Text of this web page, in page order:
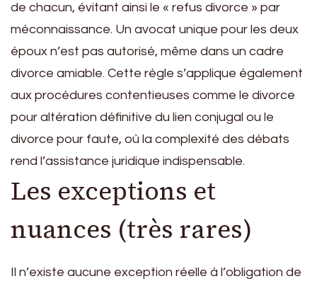
de chacun, évitant ainsi le « refus divorce » par
méconnaissance. Un avocat unique pour les deux
époux n’est pas autorisé, même dans un cadre
divorce amiable. Cette règle s’applique également
aux procédures contentieuses comme le divorce
pour altération définitive du lien conjugal ou le
divorce pour faute, où la complexité des débats
rend l’assistance juridique indispensable.
Les exceptions et
nuances (très rares)
Il n’existe aucune exception réelle à l’obligation de